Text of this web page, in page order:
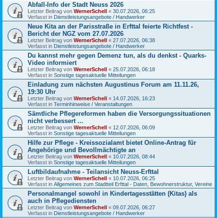
Abfall-Info der Stadt Neuss 2026
Letzter Beitrag von WernerSchell « 30.07.2026, 06:25
Verfasst in Dienstleistungsangebote / Handwerker
Neue Kita an der Parisstraße in Erfttal feierte Richtfest -
Bericht der NGZ vom 27.07.2026
Letzter Beitrag von WernerSchell « 27.07.2026, 06:38
Verfasst in Dienstleistungsangebote / Handwerker
Du kannst mehr gegen Demenz tun, als du denkst - Quarks-
Video informiert
Letzter Beitrag von WernerSchell « 25.07.2026, 06:18
Verfasst in Sonstige tagesaktuelle Mitteilungen
Einladung zum nächsten Augustinus Forum am 11.11.26,
19:30 Uhr
Letzter Beitrag von WernerSchell « 14.07.2026, 16:23
Verfasst in Terminhinweise / Veranstaltungen
Sämtliche Pflegereformen haben die Versorgungssituationen
nicht verbessert ...
Letzter Beitrag von WernerSchell « 12.07.2026, 06:09
Verfasst in Sonstige tagesaktuelle Mitteilungen
Hilfe zur Pflege - Kreissozialamt bietet Online-Antrag für
Angehörige und Bevollmächtigte an
Letzter Beitrag von WernerSchell « 10.07.2026, 08:44
Verfasst in Sonstige tagesaktuelle Mitteilungen
Luftbildaufnahme - Teilansicht Neuss-Erfttal
Letzter Beitrag von WernerSchell « 10.07.2026, 06:25
Verfasst in Allgemeines zum Stadtteil Erfttal - Daten, Bewohnerstruktur, Vereine
Personalmangel sowohl in Kindertagesstätten (Kitas) als
auch in Pflegediensten
Letzter Beitrag von WernerSchell « 09.07.2026, 06:27
Verfasst in Dienstleistungsangebote / Handwerker